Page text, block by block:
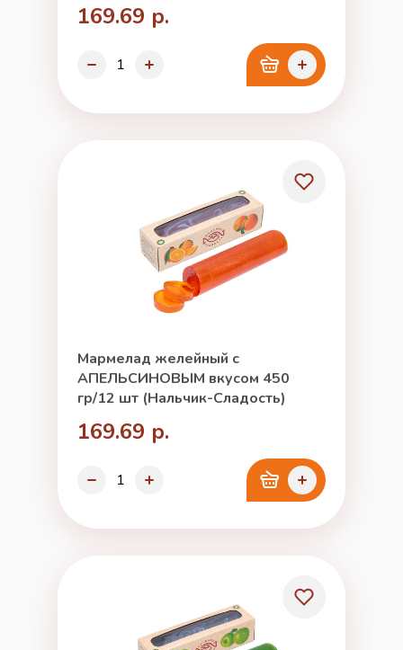
169.69 р.
Мармелад желейный с
АПЕЛЬСИНОВЫМ вкусом 450
гр/12 шт (Нальчик-Сладость)
169.69 р.